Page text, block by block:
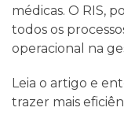
médicas. O RIS,
todos os
operacional na
Leia o artigo e
trazer mais